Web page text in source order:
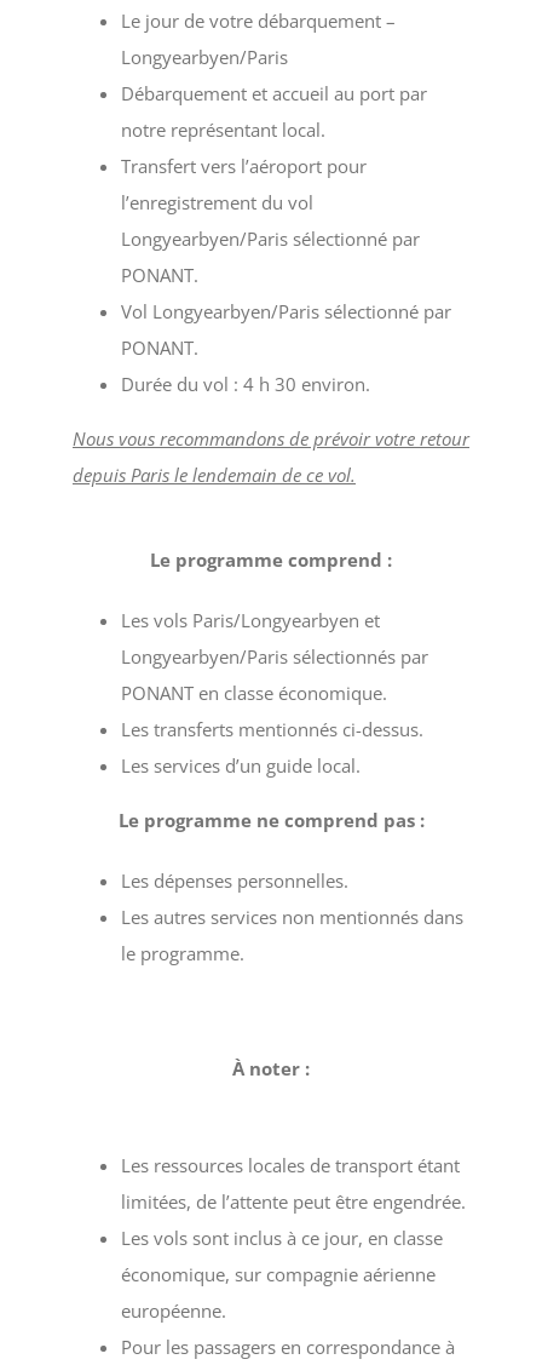
Le jour de votre débarquement –
Longyearbyen/Paris
Débarquement et accueil au port par
notre représentant local.
Transfert vers l’aéroport pour
l’enregistrement du vol
Longyearbyen/Paris sélectionné par
PONANT.
Vol Longyearbyen/Paris sélectionné par
PONANT.
Durée du vol : 4 h 30 environ.
Nous vous recommandons de prévoir votre retour
depuis Paris le lendemain de ce vol.
Le programme comprend :
Les vols Paris/Longyearbyen et
Longyearbyen/Paris sélectionnés par
PONANT en classe économique.
Les transferts mentionnés ci-dessus.
Les services d’un guide local.
Le programme ne comprend pas :
Les dépenses personnelles.
Les autres services non mentionnés dans
le programme.
À noter :
Les ressources locales de transport étant
limitées, de l’attente peut être engendrée.
Les vols sont inclus à ce jour, en classe
économique, sur compagnie aérienne
européenne.
Pour les passagers en correspondance à